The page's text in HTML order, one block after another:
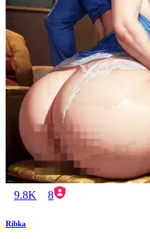
9.8K 8
Ribka